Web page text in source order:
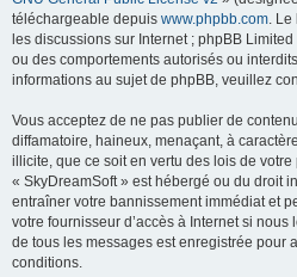
téléchargeable depuis www.phpbb.com. Le
les discussions sur Internet ; phpBB
ou des comportements autorisés ou
informations au sujet de phpBB, veuillez
Vous acceptez de ne pas publier de
diffamatoire, haineux, menaçant, à
illicite, que ce soit en vertu des lois de votre
« SkyDreamSoft » est hébergé ou du droit
entraîner votre bannissement immédiat et
votre fournisseur d’accès à Internet si nous
de tous les messages est enregistrée pour
conditions.